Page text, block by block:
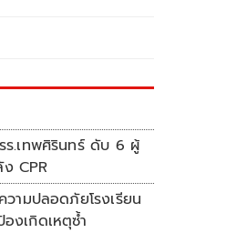
ร.เทพศิรินทร์ ดับ 6 ผู้
CPR
ามปลอดภัยโรงเรียน
งเกิดเหตุซ้ำ